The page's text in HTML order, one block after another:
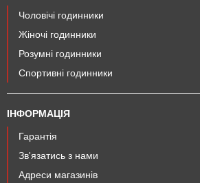
Чоловічі годинники
Жіночі годинники
Розумні годинники
Спортивні годинники
ІНФОРМАЦІЯ
Гарантія
Зв'язатись з нами
Адреси магазинів